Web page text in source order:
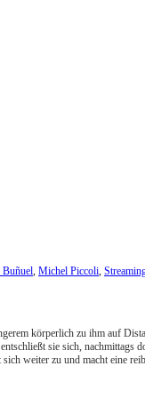
Buñuel, Michel Piccoli,
körperlich zu ihm auf
sie sich, nachmittags
weiter zu und macht eine